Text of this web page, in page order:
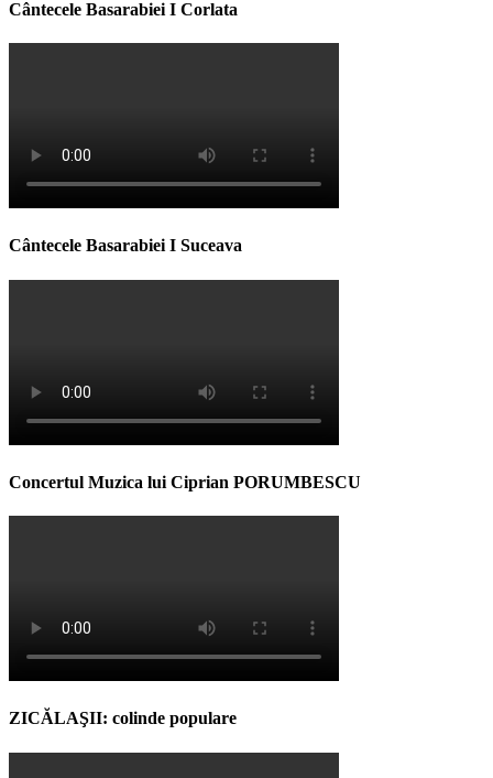
Cântecele Basarabiei I Corlata
Cântecele Basarabiei I Suceava
Concertul Muzica lui Ciprian PORUMBESCU
ZICĂLAŞII: colinde populare